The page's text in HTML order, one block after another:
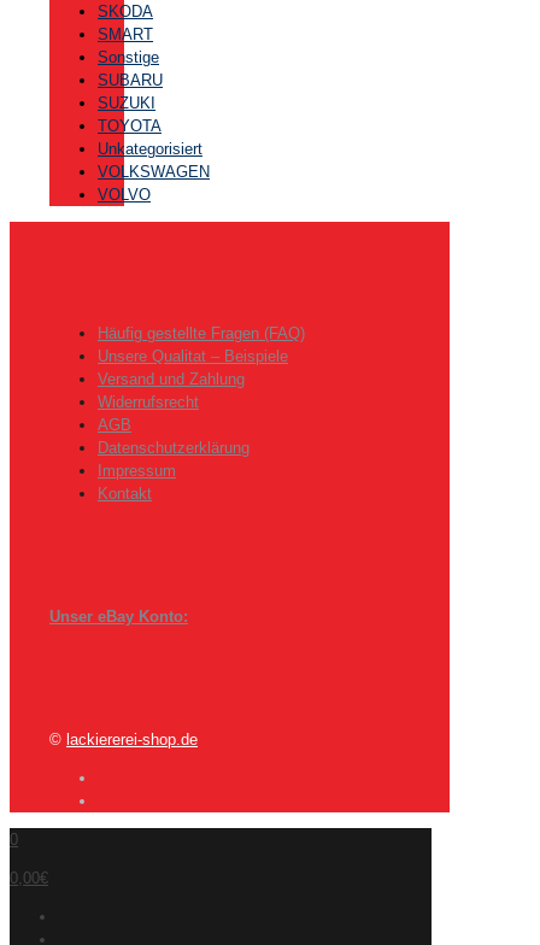
SKODA
SMART
Sonstige
SUBARU
SUZUKI
TOYOTA
Unkategorisiert
VOLKSWAGEN
VOLVO
Häufig gestellte Fragen (FAQ)
Unsere Qualitat – Beispiele
Versand und Zahlung
Widerrufsrecht
AGB
Datenschutzerklärung
Impressum
Kontakt
Unser eBay Konto:
© lackiererei-shop.de
0
0,00€